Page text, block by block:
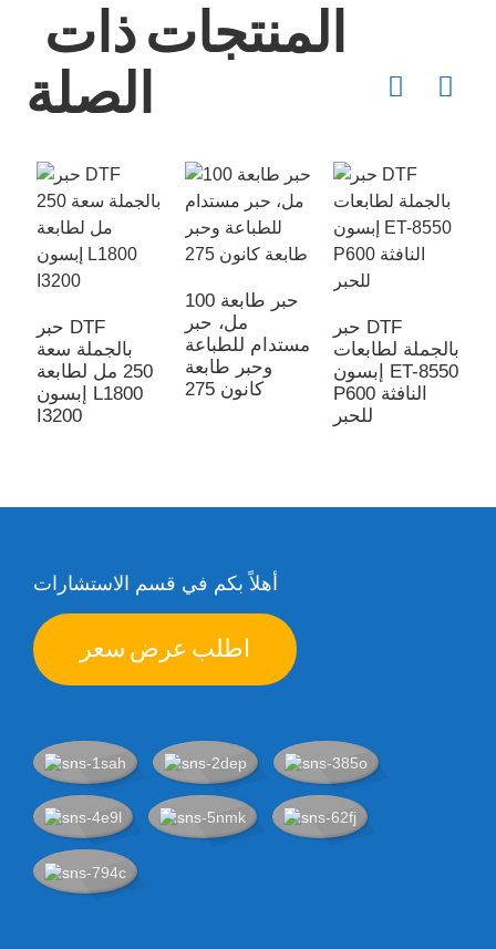
المنتجات ذات
الصلة
حبر DTF
بالجملة سعة
250 مل لطابعة
إبسون L1800
I3200
حبر طابعة 100
مل، حبر
مستدام للطباعة
وحبر طابعة
كانون 275
حبر DTF
بالجملة لطابعات
إبسون ET-8550
P600 النافثة
للحبر
أهلاً بكم في قسم الاستشارات
اطلب عرض سعر